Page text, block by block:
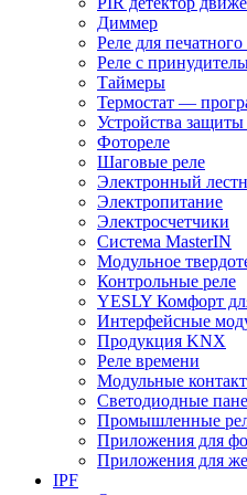
Диммер
Реле для
Реле с
Таймеры
Термостат —
Устройства
Фотореле
Шаговые реле
Электронный
Электропитание
Электросчетчики
Система MasterIN
Модульное
Контрольные реле
YESLY Комфорт
Интерфейсные
Продукция KNX
Реле времени
Модульные
Светодиодные
Промышленные
Приложения для
Приложения для
IPF